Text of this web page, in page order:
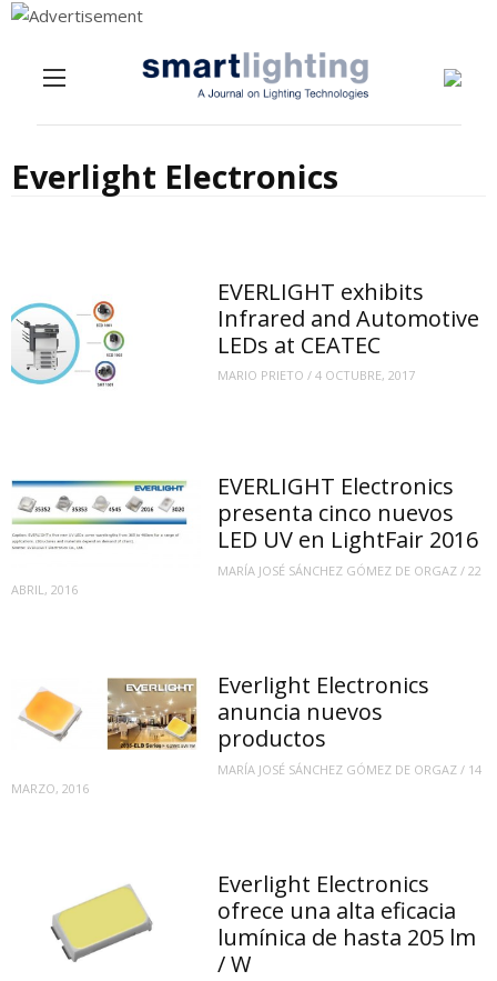
Everlight Electronics
EVERLIGHT exhibits
Infrared and Automotive
LEDs at CEATEC
MARIO PRIETO /4 OCTUBRE, 2017
EVERLIGHT Electronics
presenta cinco nuevos
LED UV en LightFair 2016
MARÍA JOSÉ SÁNCHEZ GÓMEZ DE ORGAZ / 22
ABRIL, 2016
Everlight Electronics
anuncia nuevos
productos
MARÍA JOSÉ SÁNCHEZ GÓMEZ DE ORGAZ / 14
MARZO, 2016
Everlight Electronics
ofrece una alta eficacia
lumínica de hasta 205 lm
/ W